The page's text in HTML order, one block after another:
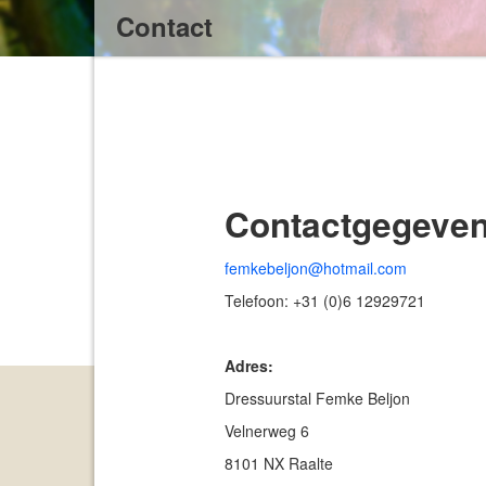
Contact
femkebeljon@hotmail.com
Telefoon: +31 (0)6 12929721
Adres:
Dressuurstal Femke Beljon
Velnerweg 6
8101 NX Raalte